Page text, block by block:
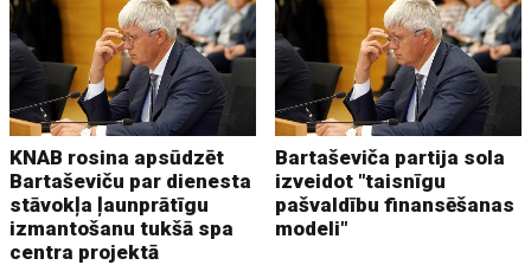
KNAB rosina apsūdzēt
Bartaševiču par dienesta
stāvokļa ļaunprātīgu
izmantošanu tukšā spa
centra projektā
Bartaševiča partija sola
izveidot "taisnīgu
pašvaldību finansēšanas
modeli"